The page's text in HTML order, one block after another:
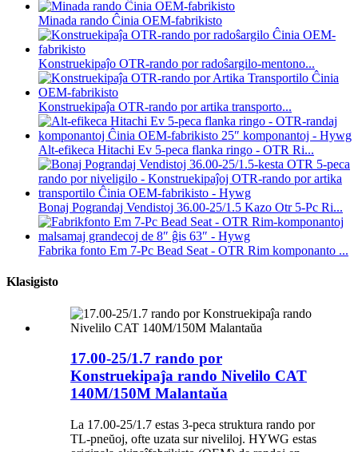
Minada rando Ĉinia OEM-fabrikisto
Konstruekipaĵo OTR-rando por radoŝargilo-mentono...
Konstruekipaĵa OTR-rando por artika transporto...
Alt-efikeca Hitachi Ev 5-peca flanka ringo - OTR Ri...
Bonaj Pograndaj Vendistoj 36.00-25/1.5 Kazo Otr 5-Pc Ri...
Fabrika fonto Em 7-Pc Bead Seat - OTR Rim komponanto ...
Klasigisto
17.00-25/1.7 rando por
Konstruekipaĵa rando Nivelilo CAT
140M/150M Malantaŭa
La 17.00-25/1.7 estas 3-peca struktura rando por
TL-pneŭoj, ofte uzata sur niveliloj. HYWG estas